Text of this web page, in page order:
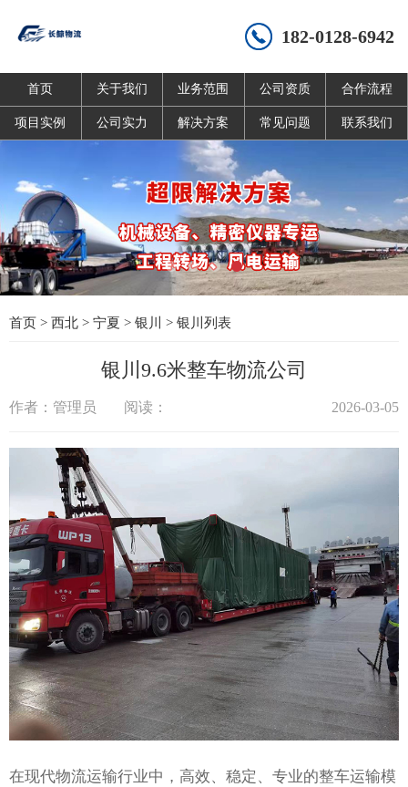
182-0128-6942
首页 关于我们 业务范围 公司资质 合作流程
项目实例 公司实力 解决方案 常见问题 联系我们
首页 > 西北 > 宁夏 > 银川 > 银川列表
银川9.6米整车物流公司
作者：管理员 阅读： 2026-03-05
在现代物流运输行业中，高效、稳定、专业的整车运输模